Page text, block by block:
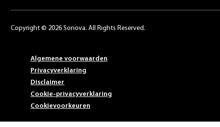
Copyright © 2026 Sonova. All Rights Reserved.
Algemene voorwaarden
Privacyverklaring
Disclaimer
Cookie-privacyverklaring
Cookievoorkeuren